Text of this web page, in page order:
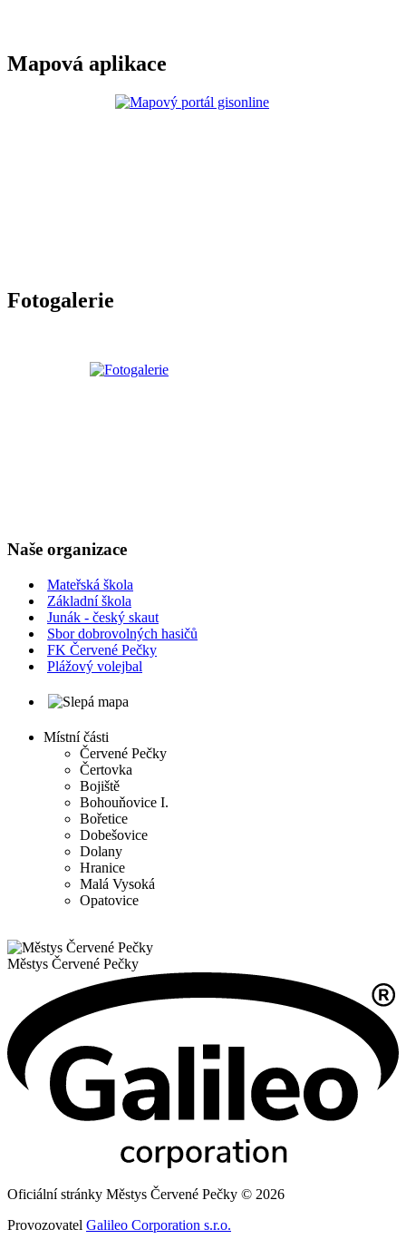
Mapová aplikace
Fotogalerie
Naše organizace
Mateřská škola
Základní škola
Junák - český skaut
Sbor dobrovolných hasičů
FK Červené Pečky
Plážový volejbal
Místní části
Červené Pečky
Čertovka
Bojiště
Bohouňovice I.
Bořetice
Dobešovice
Dolany
Hranice
Malá Vysoká
Opatovice
Městys Červené Pečky
Oficiální stránky Městys Červené Pečky © 2026
Provozovatel Galileo Corporation s.r.o.